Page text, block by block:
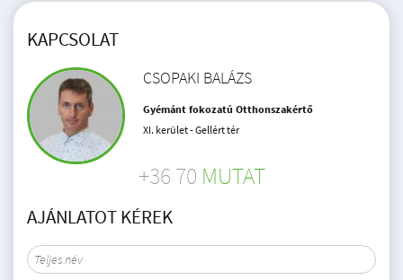
KAPCSOLAT
CSOPAKI BALÁZS
Gyémánt fokozatú Otthonszakértő
XI. kerület - Gellért tér
+36 70 MUTAT
AJÁNLATOT KÉREK